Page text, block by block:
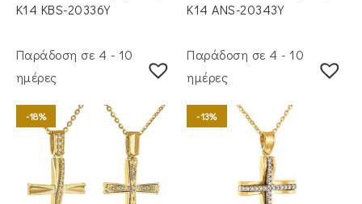
Κ14 KBS-20336Y
Κ14 ANS-20343Y
Παράδοση σε 4 - 10
ημέρες
-18%
Παράδοση σε 4 - 10
ημέρες
-13%